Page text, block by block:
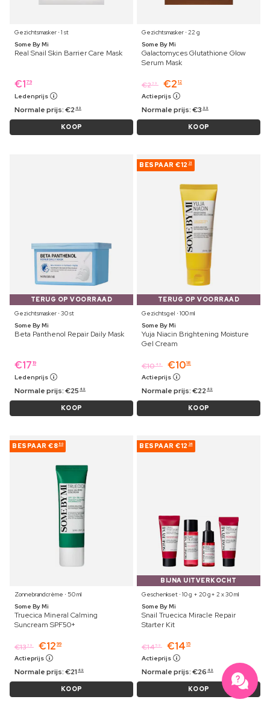
Gezichtsmasker ⋅ 1 st
Some By Mi
Real Snail Skin Barrier Care Mask
€1 79
Ledenprijs
Normale prijs:€2 49
KOOP
Gezichtsmasker ⋅ 22 g
Some By Mi
Galactomyces Glutathione Glow
Serum Mask
€239 €2 12
Actieprijs
Normale prijs:€3 99
KOOP
TERUG OP VOORRAAD
Gezichtsmasker ⋅ 30 st
Some By Mi
Beta Panthenol Repair Daily Mask
€17 19
Ledenprijs
Normale prijs:€25 49
KOOP
BESPAAR €12 31
TERUG OP VOORRAAD
Gezichtsgel ⋅ 100 ml
Some By Mi
Yuja Niacin Brightening Moisture
Gel Cream
€10 49 €1018
Actieprijs
Normale prijs:€22 49
KOOP
BESPAAR €8 50
Zonnebrandcrème ⋅ 50 ml
Some By Mi
Truecica Mineral Calming
Suncream SPF50+
€1339 €12 99
Actieprijs
Normale prijs:€21 49
KOOP
BESPAAR €12 34
BIJNA UITVERKOCHT
Geschenkset ⋅ 10 g + 20 g+ 2 x 30 ml
Some By Mi
Snail Truecica Miracle Repair
Starter Kit
€1459 €14 15
Actieprijs
Normale prijs:€26 49
KOOP